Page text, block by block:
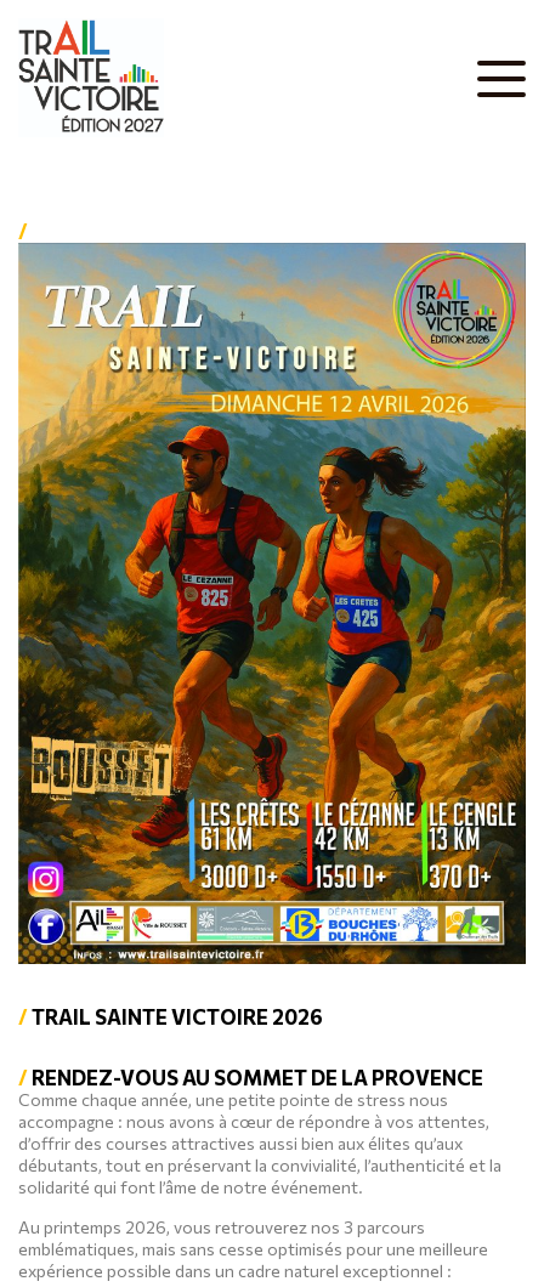
TRAIL SAINTE VICTOIRE 2026
RENDEZ-VOUS AU SOMMET DE LA PROVENCE
Comme chaque année, une petite pointe de stress nous
accompagne : nous avons à cœur de répondre à vos attentes,
d’offrir des courses attractives aussi bien aux élites qu’aux
débutants, tout en préservant la convivialité, l’authenticité et la
solidarité qui font l’âme de notre événement.
Au printemps 2026, vous retrouverez nos 3 parcours
emblématiques, mais sans cesse optimisés pour une meilleure
expérience possible dans un cadre naturel exceptionnel :